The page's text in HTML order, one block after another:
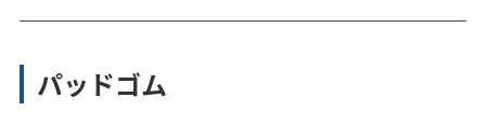
パッドゴム